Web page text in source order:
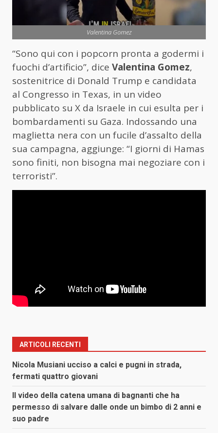
Valentina Gomez
“Sono qui con i popcorn pronta a godermi i
fuochi d’artificio”, dice Valentina Gomez,
sostenitrice di Donald Trump e candidata
al Congresso in Texas, in un video
pubblicato su X da Israele in cui esulta per i
bombardamenti su Gaza. Indossando una
maglietta nera con un fucile d’assalto della
sua campagna, aggiunge: “I giorni di Hamas
sono finiti, non bisogna mai negoziare con i
terroristi”.
ARTICOLI RECENTI
Nicola Musiani ucciso a calci e pugni in strada,
fermati quattro giovani
Il video della catena umana di bagnanti che ha
permesso di salvare dalle onde un bimbo di 2 anni e
suo padre